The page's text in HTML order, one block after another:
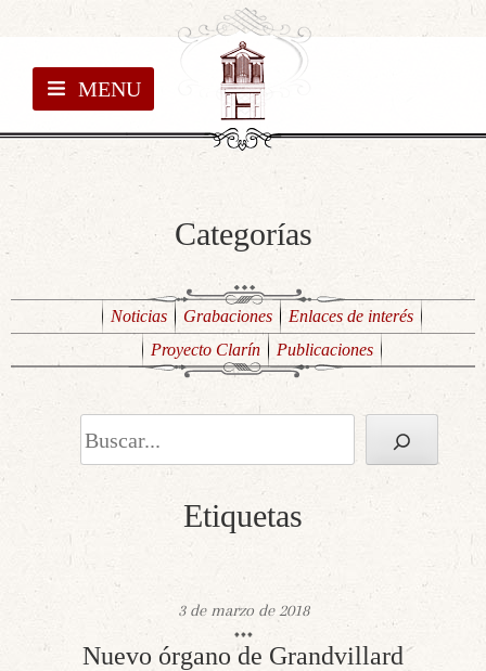
MENU
Categorías
Noticias Grabaciones
Enlaces de interés
Proyecto Clarín
Publicaciones
Buscar
Etiquetas
3 de marzo de 2018
Nuevo órgano de Grandvillard